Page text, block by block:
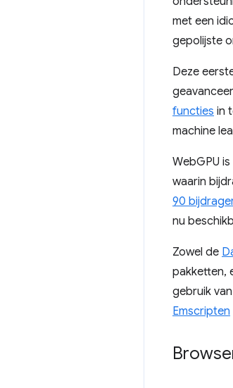
met een
gepolijste
Deze
functies in
machine
WebGPU
waarin
90
nu
Zowel de
pakketten,
gebruik
Emscripten